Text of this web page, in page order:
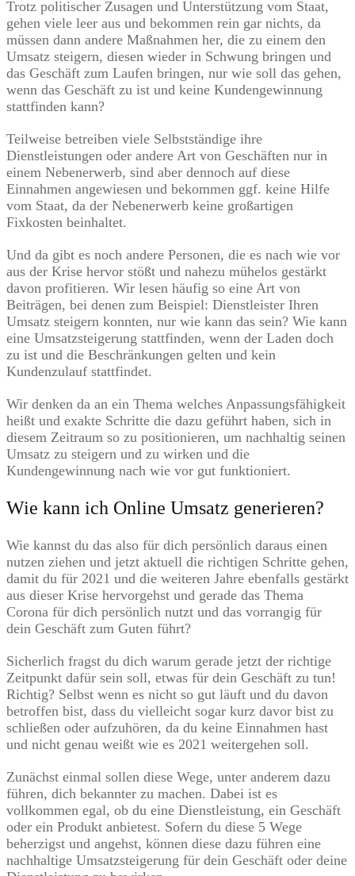
Trotz politischer Zusagen und Unterstützung vom Staat,
gehen viele leer aus und bekommen rein gar nichts, da
müssen dann andere Maßnahmen her, die zu einem den
Umsatz steigern, diesen wieder in Schwung bringen und
das Geschäft zum Laufen bringen, nur wie soll das gehen,
wenn das Geschäft zu ist und keine Kundengewinnung
stattfinden kann?
Teilweise betreiben viele Selbstständige ihre
Dienstleistungen oder andere Art von Geschäften nur in
einem Nebenerwerb, sind aber dennoch auf diese
Einnahmen angewiesen und bekommen ggf. keine Hilfe
vom Staat, da der Nebenerwerb keine großartigen
Fixkosten beinhaltet.
Und da gibt es noch andere Personen, die es nach wie vor
aus der Krise hervor stößt und nahezu mühelos gestärkt
davon profitieren. Wir lesen häufig so eine Art von
Beiträgen, bei denen zum Beispiel: Dienstleister Ihren
Umsatz steigern konnten, nur wie kann das sein? Wie kann
eine Umsatzsteigerung stattfinden, wenn der Laden doch
zu ist und die Beschränkungen gelten und kein
Kundenzulauf stattfindet.
Wir denken da an ein Thema welches Anpassungsfähigkeit
heißt und exakte Schritte die dazu geführt haben, sich in
diesem Zeitraum so zu positionieren, um nachhaltig seinen
Umsatz zu steigern und zu wirken und die
Kundengewinnung nach wie vor gut funktioniert.
Wie kann ich Online Umsatz generieren?
Wie kannst du das also für dich persönlich daraus einen
nutzen ziehen und jetzt aktuell die richtigen Schritte gehen,
damit du für 2021 und die weiteren Jahre ebenfalls gestärkt
aus dieser Krise hervorgehst und gerade das Thema
Corona für dich persönlich nutzt und das vorrangig für
dein Geschäft zum Guten führt?
Sicherlich fragst du dich warum gerade jetzt der richtige
Zeitpunkt dafür sein soll, etwas für dein Geschäft zu tun!
Richtig? Selbst wenn es nicht so gut läuft und du davon
betroffen bist, dass du vielleicht sogar kurz davor bist zu
schließen oder aufzuhören, da du keine Einnahmen hast
und nicht genau weißt wie es 2021 weitergehen soll.
Zunächst einmal sollen diese Wege, unter anderem dazu
führen, dich bekannter zu machen. Dabei ist es
vollkommen egal, ob du eine Dienstleistung, ein Geschäft
oder ein Produkt anbietest. Sofern du diese 5 Wege
beherzigst und angehst, können diese dazu führen eine
nachhaltige Umsatzsteigerung für dein Geschäft oder deine